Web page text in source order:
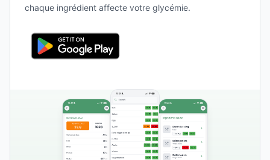
chaque ingrédient affecte votre glycémie.